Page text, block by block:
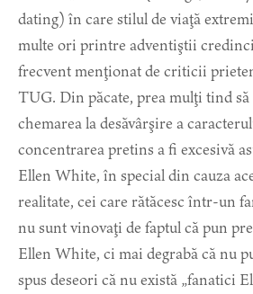
dating) în care stilul de viaţă
multe ori printre adventiştii
frecvent menţionat de criticii
TUG. Din păcate, prea mulţi tind
chemarea la desăvârşire a
concentrarea pretins a fi excesivă
Ellen White, în special din cauza
realitate, cei care rătăcesc într-un
nu sunt vinovaţi de faptul că pun
Ellen White, ci mai degrabă că nu
spus deseori că nu există „fanatici